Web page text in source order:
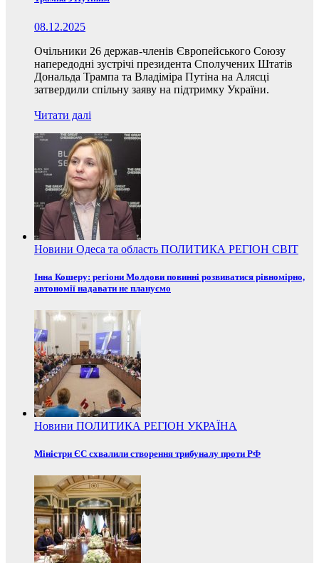
08.12.2025
Очільники 26 держав-членів Європейського Союзу
напередодні зустрічі президента Сполучених Штатів
Дональда Трампа та Владіміра Путіна на Алясці
затвердили спільну заяву на підтримку України.
Читати далі
Новини Одеса та область ПОЛИТИКА РЕГІОН СВІТ
Інна Кошеру: регіони Молдови повинні розвиватися рівномірно,
автономії надавати не плануємо
Новини ПОЛИТИКА РЕГІОН УКРАЇНА
Міністри ЄС схвалили створення трибуналу проти РФ